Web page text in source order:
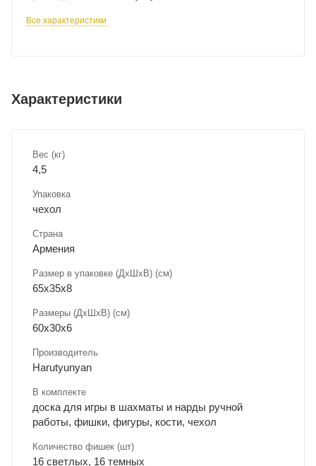
Все характеристики
Характеристики
Вес (кг)
4,5
Упаковка
чехол
Страна
Армения
Размер в упаковке (ДхШxВ) (см)
65х35х8
Размеры (ДxШxВ) (см)
60х30х6
Производитель
Harutyunyan
В комплекте
доска для игры в шахматы и нарды ручной
работы, фишки, фигуры, кости, чехол
Количество фишек (шт)
16 светлых, 16 темных